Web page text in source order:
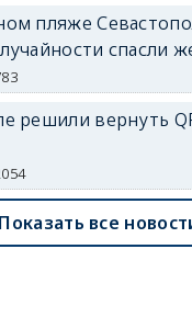
пляже
спасли
решили вернуть
Показать все